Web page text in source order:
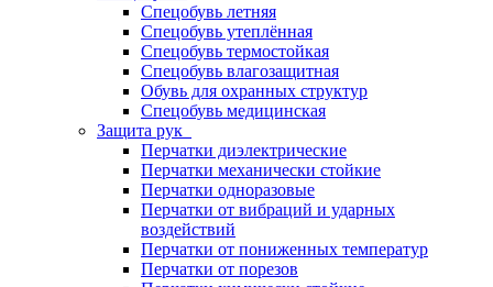
Спецобувь летняя
Спецобувь утеплённая
Спецобувь термостойкая
Спецобувь влагозащитная
Обувь для охранных структур
Спецобувь медицинская
Защита рук
Перчатки диэлектрические
Перчатки механически стойкие
Перчатки одноразовые
Перчатки от вибраций и ударных
воздействий
Перчатки от пониженных температур
Перчатки от порезов